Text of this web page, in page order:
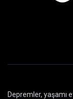
Depremler, yaşamı